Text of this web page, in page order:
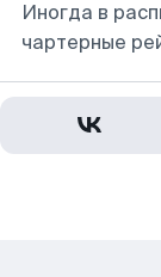
Иногда в
чартерные